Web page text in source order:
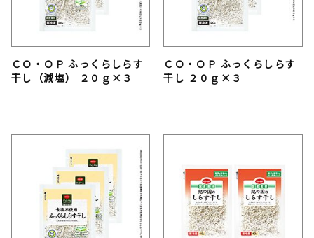
ＣＯ・ＯＰ ふっくらしらす
干し（減塩） ２０ｇ×３
ＣＯ・ＯＰ ふっくらしらす
干し ２０ｇ×３